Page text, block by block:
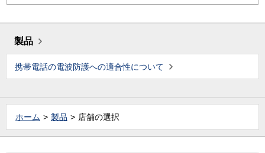
製品
携帯電話の電波防護への適合性について
ホーム 製品 店舗の選択